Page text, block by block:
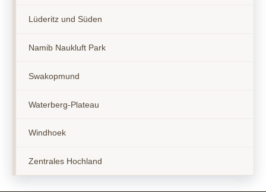
Lüderitz und Süden
Namib Naukluft Park
Swakopmund
Waterberg-Plateau
Windhoek
Zentrales Hochland